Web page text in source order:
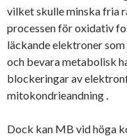
vilket skulle minska fria
processen för oxidativ
läckande elektroner
och bevara metabolisk
blockeringar av
mitokondrieandning .
Dock kan MB vid höga